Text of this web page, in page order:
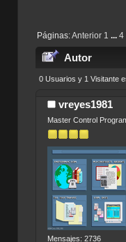
Páginas:Anterior 1 ... 4
Autor
0 Usuarios y 1 Visitante
vreyes1981
Master Control
Mensajes: 2736